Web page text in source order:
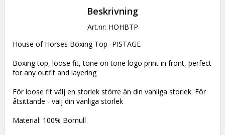
Beskrivning
Art.nr: HOHBTP
House of Horses Boxing Top -PISTAGE
Boxing top, loose fit, tone on tone logo print in front, perfect
for any outfit and layering
För loose fit välj en storlek större än din vanliga storlek. För
åtsittande - välj din vanliga storlek
Material: 100% Bomull